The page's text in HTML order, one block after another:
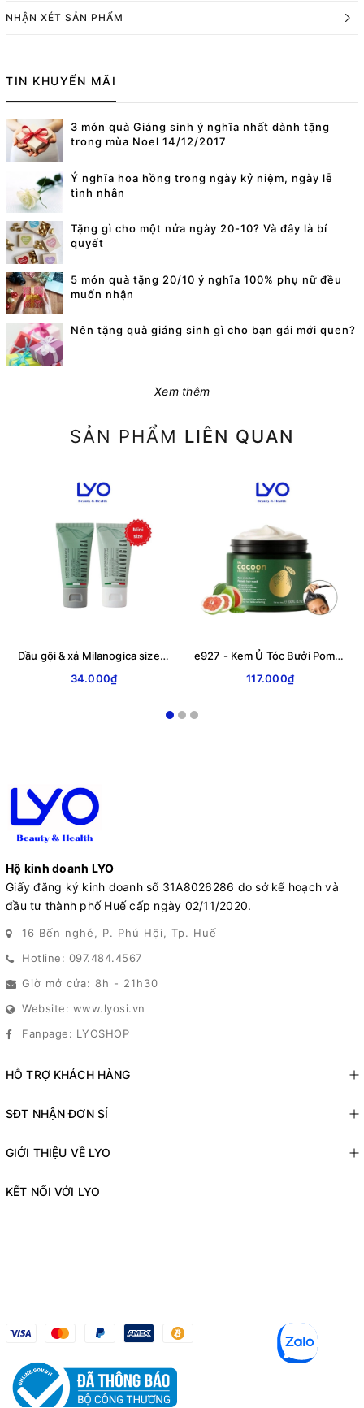
NHẬN XÉT SẢN PHẨM
TIN KHUYẾN MÃI
3 món quà Giáng sinh ý nghĩa nhất dành tặng
trong mùa Noel 14/12/2017
Ý nghĩa hoa hồng trong ngày kỷ niệm, ngày lễ
tình nhân
Tặng gì cho một nửa ngày 20-10? Và đây là bí
quyết
5 món quà tặng 20/10 ý nghĩa 100% phụ nữ đều
muốn nhận
Nên tặng quà giáng sinh gì cho bạn gái mới quen?
Xem thêm
SẢN PHẨM LIÊN QUAN
Dầu gội & xả Milanogica size mini 25ml & 12ml Phục hồi hư tổn, Giảm gàu sạch ngứa LYO
34.000₫
e927 - Kem Ủ Tóc Bưởi Pomelo CoCoon giảm gãy rụng và mềm mượt tóc 200ml LYO
117.000₫
Hộ kinh doanh LYO
Giấy đăng ký kinh doanh số 31A8026286 do sở kế hoạch và
đầu tư thành phố Huế cấp ngày 02/11/2020.
16 Bến nghé, P. Phú Hội, Tp. Huế
Hotline: 097.484.4567
Giờ mở cửa: 8h - 21h30
Website: www.lyosi.vn
Fanpage: LYOSHOP
HỖ TRỢ KHÁCH HÀNG
SĐT NHẬN ĐƠN SỈ
GIỚI THIỆU VỀ LYO
KẾT NỐI VỚI LYO